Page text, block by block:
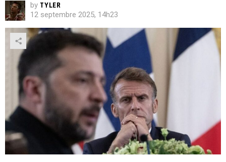
by TYLER
12 septembre 2025, 14h23